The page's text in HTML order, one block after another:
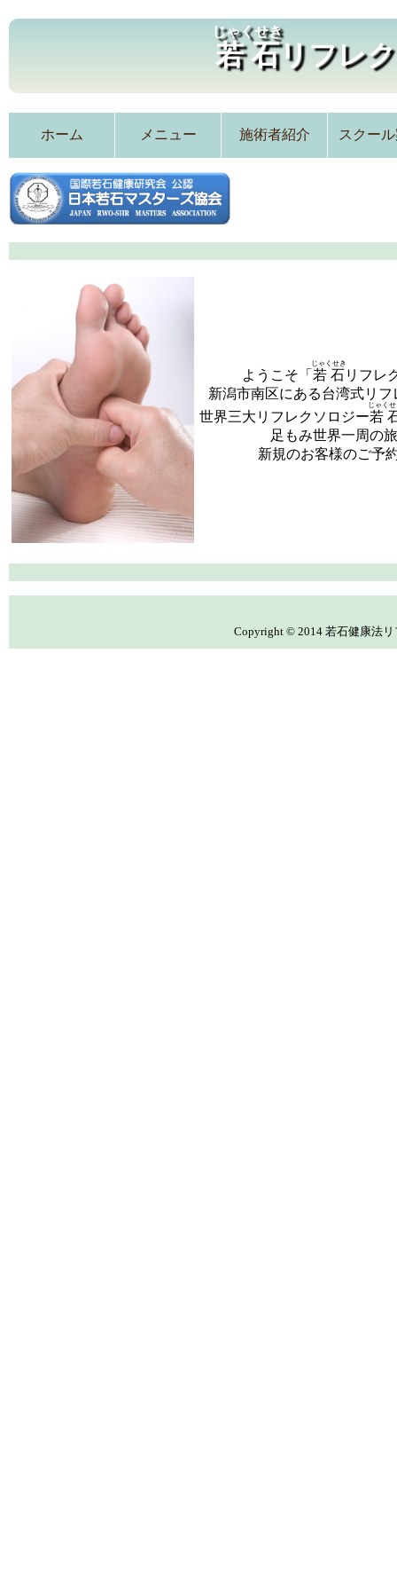
若石
じゃくせき
リフレ
ホーム メニュー 施術者紹介 スクー
ようこそ「 若石
じゃくせき
リフレ
新潟市南区にある台湾式リ
世界三大リフレクソロジー若
じゃく
足もみ世界一周の
新規のお客様のご予
Copyright © 2014 若石健康法